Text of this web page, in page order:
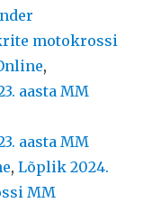
motokrossi
,
aasta MM
aasta MM
,Lõplik 2024.
MM